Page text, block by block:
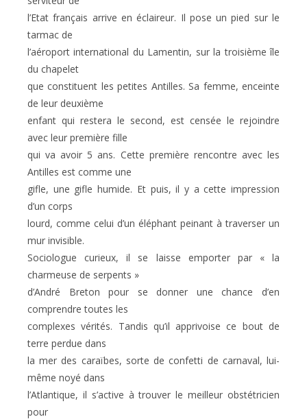
l’Etat français arrive en éclaireur. Il pose un pied sur le
tarmac de
l’aéroport international du Lamentin, sur la troisième île
du chapelet
que constituent les petites Antilles. Sa femme, enceinte
de leur deuxième
enfant qui restera le second, est censée le rejoindre
avec leur première fille
qui va avoir 5 ans. Cette première rencontre avec les
Antilles est comme une
gifle, une gifle humide. Et puis, il y a cette impression
d’un corps
lourd, comme celui d’un éléphant peinant à traverser un
mur invisible.
Sociologue curieux, il se laisse emporter par « la
charmeuse de serpents »
d’André Breton pour se donner une chance d’en
comprendre toutes les
complexes vérités. Tandis qu’il apprivoise ce bout de
terre perdue dans
la mer des caraïbes, sorte de confetti de carnaval, lui-
même noyé dans
l’Atlantique, il s’active à trouver le meilleur obstétricien
pour